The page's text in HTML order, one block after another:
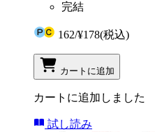
完結
162/¥178(税込)
カートに追加
カートに追加しました
試し読み